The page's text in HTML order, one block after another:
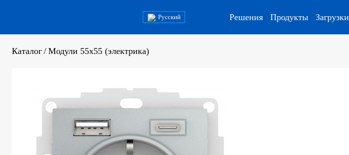
Русский Решения Продукты Загрузки
Каталог / Модули 55x55 (электрика)